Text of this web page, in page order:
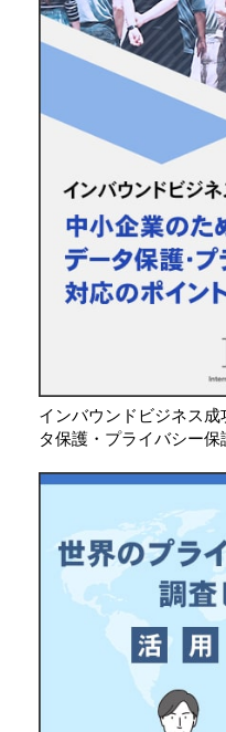
インバウンドビジネス
タ保護・プライバシー